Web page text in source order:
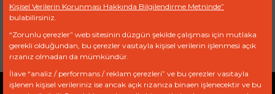
99485050
NEW
Kişisel Verilerin Korunması Hakkında Bilgilendirme Metninde”
bulabilirsiniz.
“Zorunlu çerezler” web sitesinin düzgün şekilde çalışması için mutlaka
gerekli olduğundan, bu çerezler vasıtayla kişisel verilerin işlenmesi açık
rızanız olmadan da mümkündür.
İlave “analiz / performans / reklam çerezleri” ve bu çerezler vasıtayla
işlenen kişisel verileriniz ise ancak açık rızanıza binaen işlenecektir ve bu